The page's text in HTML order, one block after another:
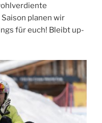
planen wir
für euch! Bleibt up-